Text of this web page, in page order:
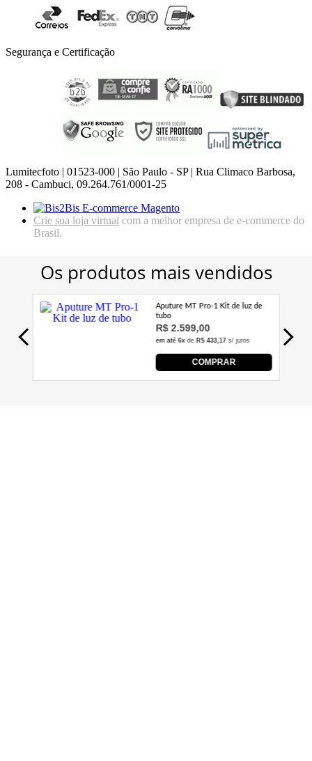
Segurança e Certificação
Lumitecfoto | 01523-000 | São Paulo - SP | Rua Climaco Barbosa,
208 - Cambuci, 09.264.761/0001-25
Crie sua loja virtual com a melhor empresa de e-commerce do
Brasil.